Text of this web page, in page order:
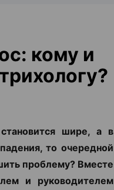
кому и
шире, а в
то очередной
проблему? Вместе
и руководителем